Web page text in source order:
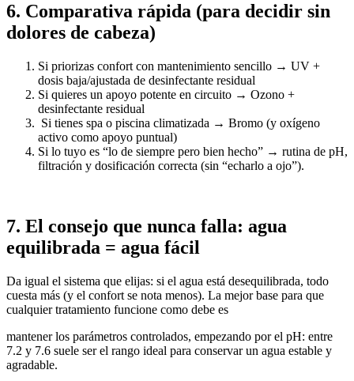
6. Comparativa rápida (para decidir sin
dolores de cabeza)
Si priorizas confort con mantenimiento sencillo → UV +
dosis baja/ajustada de desinfectante residual
Si quieres un apoyo potente en circuito → Ozono +
desinfectante residual
Si tienes spa o piscina climatizada → Bromo (y oxígeno
activo como apoyo puntual)
Si lo tuyo es “lo de siempre pero bien hecho” → rutina de pH,
filtración y dosificación correcta (sin “echarlo a ojo”).
7. El consejo que nunca falla: agua
equilibrada = agua fácil
Da igual el sistema que elijas: si el agua está desequilibrada, todo
cuesta más (y el confort se nota menos). La mejor base para que
cualquier tratamiento funcione como debe es
mantener los parámetros controlados, empezando por el pH: entre
7.2 y 7.6 suele ser el rango ideal para conservar un agua estable y
agradable.